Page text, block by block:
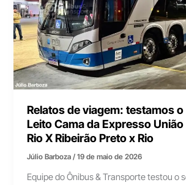
Relatos de viagem: testamos
Leito Cama da Expresso
Rio X Ribeirão Preto x Rio
Júlio Barboza/19 de maio de 2026
Equipe do Ônibus & Transporte testou o